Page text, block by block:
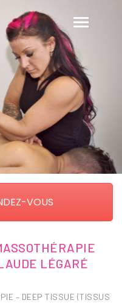
VOUS
LÉGARÉ
– DEEP TISSUE (TISSUS